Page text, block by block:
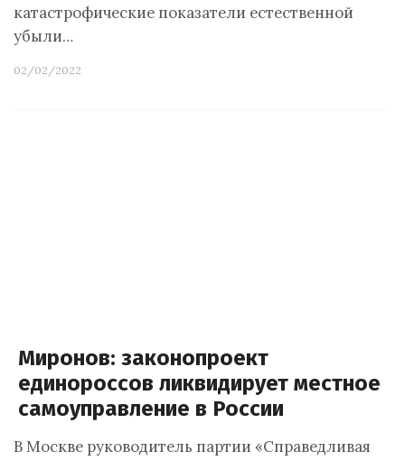
катастрофические показатели естественной
убыли…
02/02/2022
Миронов: законопроект
единороссов ликвидирует местное
самоуправление в России
В Москве руководитель партии «Справедливая